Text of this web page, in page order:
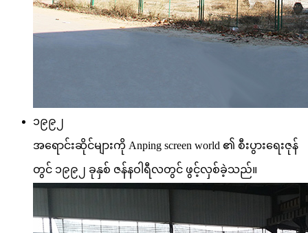
၁၉၉၂
အရောင်းဆိုင်များကို Anping screen world ၏ စီးပွားရေးဇုန်
တွင် ၁၉၉၂ ခုနှစ် ဇန်နဝါရီလတွင် ဖွင့်လှစ်ခဲ့သည်။